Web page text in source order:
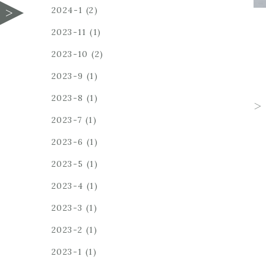
2024-1 (2)
2023-11 (1)
2023-10 (2)
2023-9 (1)
2023-8 (1)
2023-7 (1)
2023-6 (1)
2023-5 (1)
2023-4 (1)
2023-3 (1)
2023-2 (1)
2023-1 (1)